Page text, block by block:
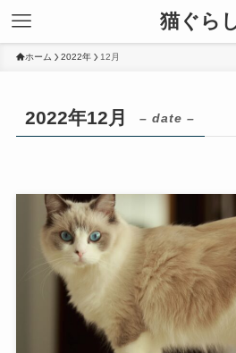
猫ぐら
ホーム 2022年 12月
2022年12月 – date –